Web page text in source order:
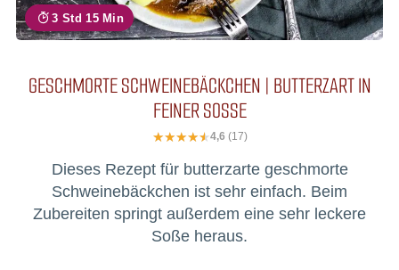
3 Std 15 Min
GESCHMORTE SCHWEINEBÄCKCHEN | BUTTERZART IN
FEINER SOSSE
4,6 (17)
Dieses Rezept für butterzarte geschmorte
Schweinebäckchen ist sehr einfach. Beim
Zubereiten springt außerdem eine sehr leckere
Soße heraus.